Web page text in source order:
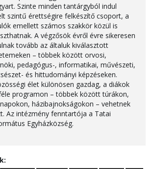
Szinte minden tantárgyból indul
szintű érettségire felkészítő csoport, a
emellett számos szakkör közül is
A végzősök évről évre sikeresen
tovább az általuk kiválasztott
– többek között orvosi,
pedagógus-, informatikai, művészeti,
és hittudományi képzéseken.
élet különösen gazdag, a diákok
programon – többek között túrákon,
házibajnokságokon – vehetnek
Az intézmény fenntartója a Tatai
Egyházközség.